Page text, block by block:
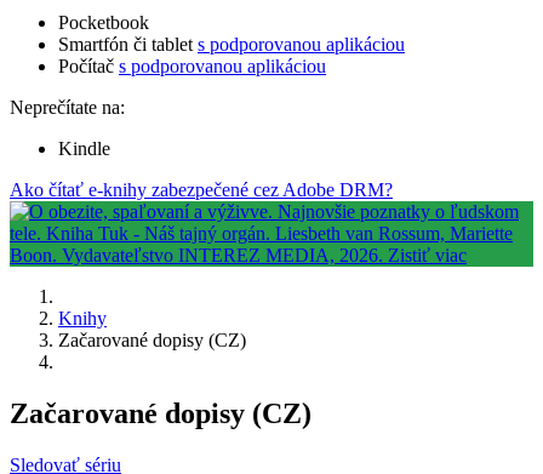
Pocketbook
Smartfón či tablet s podporovanou aplikáciou
Počítač s podporovanou aplikáciou
Neprečítate na:
Kindle
Ako čítať e-knihy zabezpečené cez Adobe DRM?
Knihy
Začarované dopisy (CZ)
Začarované dopisy (CZ)
Sledovať sériu